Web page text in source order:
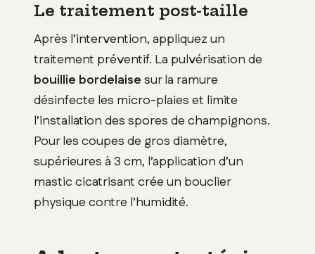
Le traitement post-taille
Après l’intervention, appliquez un
traitement préventif. La pulvérisation de
bouillie bordelaisesur la ramure
désinfecte les micro-plaies et limite
l’installation des spores de champignons.
Pour les coupes de gros diamètre,
supérieures à 3 cm, l’application d’un
mastic cicatrisant crée un bouclier
physique contre l’humidité.